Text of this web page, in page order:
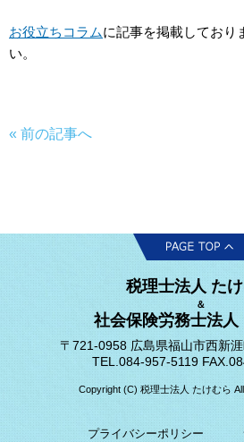
お役立ちコラムに記事を掲載しており
い。
« 前の記事へ
税理士法人 た
＆
社会保険労務士法人
〒721-0958 広島県福山市西新
TEL.084-957-5119
Copyright (C) 税理士法人 たけむら
プライバシーポリシー